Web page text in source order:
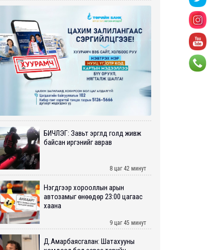
БИЧЛЭГ: Завьт эргүүлүүд голд живж
байсан иргэнийг аврав
8 цаг 42 минут
Нэгдүгээр хорооллын арын
автозамыг өнөөдөр 23:00 цагаас
хаана
9 цаг 45 минут
Д.Амарбаясгалан: Шатахууны